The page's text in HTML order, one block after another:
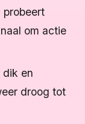
probeert
om actie
dik en
droog tot